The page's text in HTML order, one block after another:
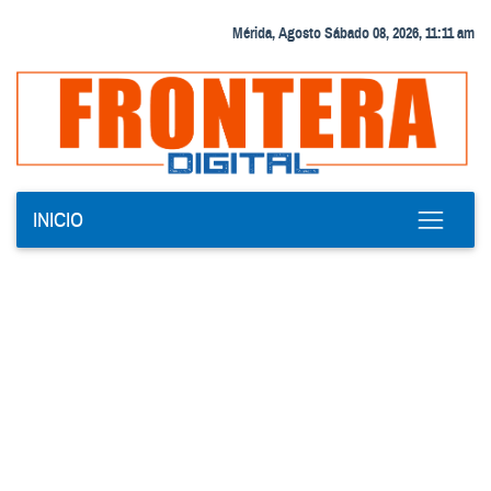
Mérida, Agosto Sábado 08, 2026, 11:11 am
INICIO